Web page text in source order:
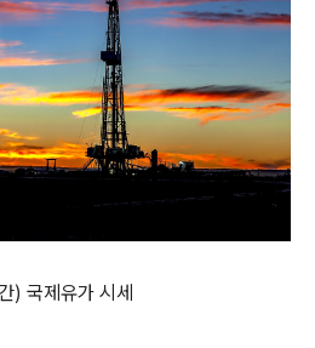
국제유가 시세